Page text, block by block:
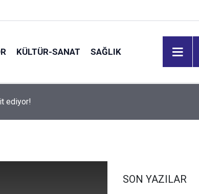
KÜLTÜR-SANAT SAĞLIK
ediyor!
SON YAZILAR